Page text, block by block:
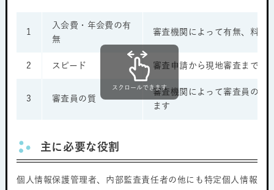
1
入会費・年会費の有
無
審査機関によって有無、料金
2 スピード 審査申請から現地審査までの
3 審査員の質
審査機関によって審査員の指
ます
スクロールできます
主に必要な役割
個人情報保護管理者、内部監査責任者の他にも特定個人情報